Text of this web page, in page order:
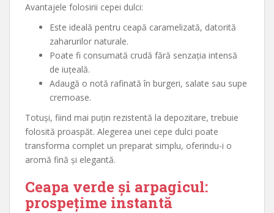
Avantajele folosirii cepei dulci:
Este ideală pentru ceapă caramelizată, datorită
zaharurilor naturale.
Poate fi consumată crudă fără senzația intensă
de iuțeală.
Adaugă o notă rafinată în burgeri, salate sau supe
cremoase.
Totuși, fiind mai puțin rezistentă la depozitare, trebuie
folosită proaspăt. Alegerea unei cepe dulci poate
transforma complet un preparat simplu, oferindu-i o
aromă fină și elegantă.
Ceapa verde și arpagicul:
prospețime instantă